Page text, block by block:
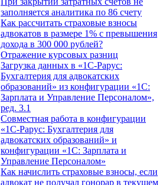
заполняется аналитика по 86 счету
Как рассчитать страховые взносы
адвокатов в размере 1% с превышения
дохода в 300 000 рублей?
Отражение курсовых разниц
Загрузка данных в «1С-Рарус:
Бухгалтерия для адвокатских
образований» из конфигурации «1С:
Зарплата и Управление Персоналом»,
ред. 3.1
Совместная работа в конфигурации
«1С-Рарус: Бухгалтерия для
адвокатских образований» и
конфигурации «1С: Зарплата и
Управление Персоналом»
Как начислить страховые взносы, если
адвокат не получал гонорар в текущем